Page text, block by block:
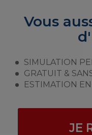
Vous
SIMULATION
GRATUIT &
ESTIMATION
JE